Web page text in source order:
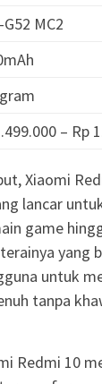
MC2
– Rp
Xiaomi
lancar
game
yang
untuk
tanpa
Redmi 10